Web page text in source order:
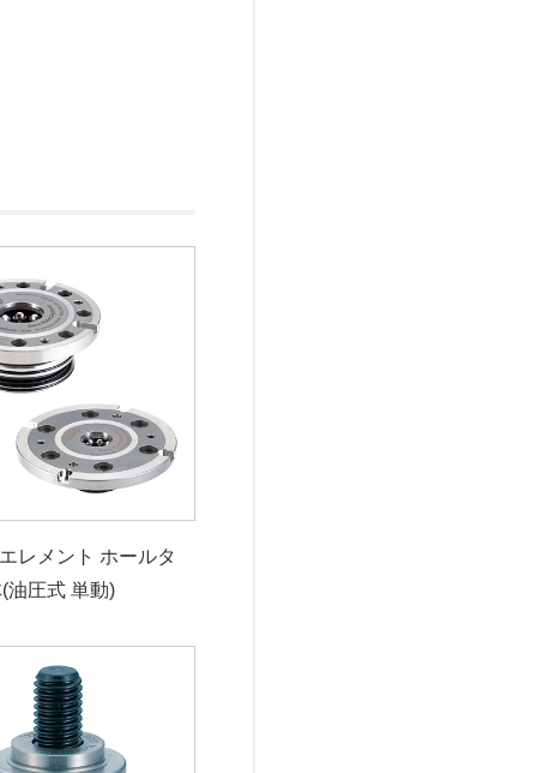
レメント ホールタ
油圧式 単動)